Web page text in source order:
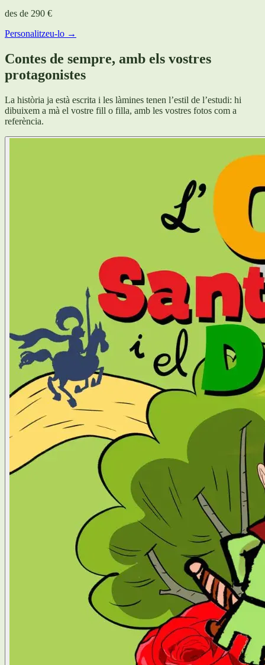
des de 290 €
Personalitzeu-lo →
Contes de sempre, amb els vostres
protagonistes
La història ja està escrita i les làmines tenen l’estil de l’estudi: hi
dibuixem a mà el vostre fill o filla, amb les vostres fotos com a
referència.